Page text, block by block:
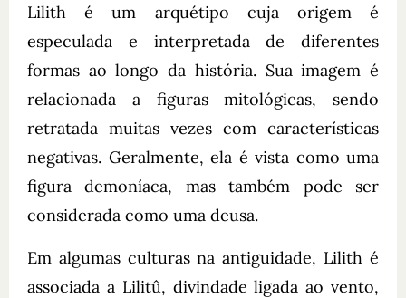
Lilith é um arquétipo cuja origem é
especulada e interpretada de diferentes
formas ao longo da história. Sua imagem é
relacionada a figuras mitológicas, sendo
retratada muitas vezes com características
negativas. Geralmente, ela é vista como uma
figura demoníaca, mas também pode ser
considerada como uma deusa.
Em algumas culturas na antiguidade, Lilith é
associada a Lilitû, divindade ligada ao vento,